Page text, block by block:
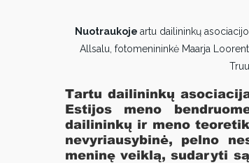
Nuotraukoje artu dailininkų
Allsalu, fotomenininkė Maarja
Tartu dailininkų
Estijos meno
dailininkų ir meno
nevyriausybinė, pelno
meninę veiklą, sudaryti